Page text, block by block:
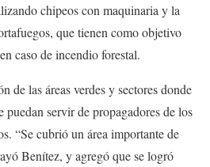
chipeos con maquinaria y la
que tienen como objetivo
caso de incendio forestal.
de las áreas verdes y sectores donde
puedan servir de propagadores de los
“Se cubrió un área importante de
Benítez, y agregó que se logró